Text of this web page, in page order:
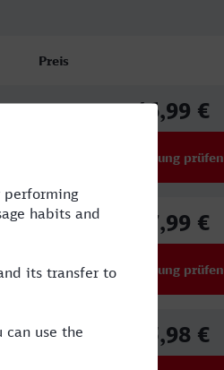
Preis
46,99 €
Verbindung prüfen
27,99 €
Verbindung prüfen
75,98 €